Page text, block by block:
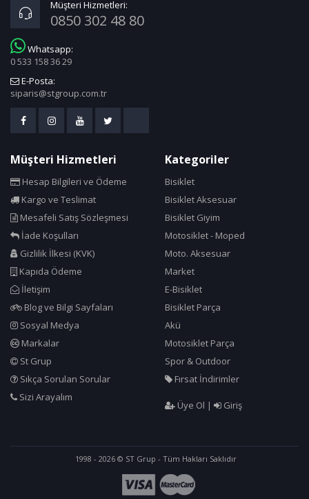
Müşteri Hizmetleri:
0850 302 48 80
Whatsapp:
0 533 158 36 29
E-Posta:
siparis@stgroup.com.tr
Müşteri Hizmetleri
Hesap Bilgileri ve Ödeme
Kargo ve Teslimat
Mesafeli Satış Sözleşmesi
İade Koşulları
Gizlilik İlkesi (KVK)
Kapıda Ödeme
İletişim
Blog ve Bilgi Sayfaları
Sosyal Medya
Markalar
St Grup
Sıkça Sorulan Sorular
Sizi Arayalım
Kategoriler
Bisiklet
Bisiklet Aksesuar
Bisiklet Giyim
Motosiklet - Moped
Moto. Aksesuar
Market
E-Bisiklet
Bisiklet Parça
Akü
Motosiklet Parça
Spor & Outdoor
Fırsat İndirimler
Üye Ol | Giriş
1998 - 2026 © ST Grup - Tüm Hakları Saklıdır